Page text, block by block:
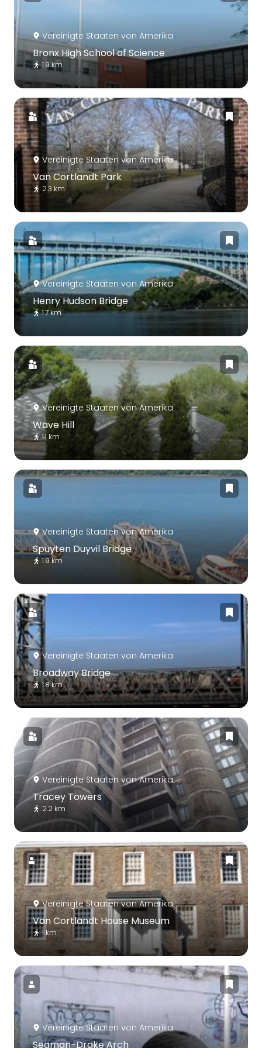
Vereinigte Staaten von Amerika
Bronx High School of Science
1.9 km
Vereinigte Staaten von Amerika
Van Cortlandt Park
2.3 km
Vereinigte Staaten von Amerika
Henry Hudson Bridge
1.7 km
Vereinigte Staaten von Amerika
Wave Hill
1.1 km
Vereinigte Staaten von Amerika
Spuyten Duyvil Bridge
1.9 km
Vereinigte Staaten von Amerika
Broadway Bridge
1.8 km
Vereinigte Staaten von Amerika
Tracey Towers
2.2 km
Vereinigte Staaten von Amerika
Van Cortlandt House Museum
1 km
Vereinigte Staaten von Amerika
Seaman-Drake Arch